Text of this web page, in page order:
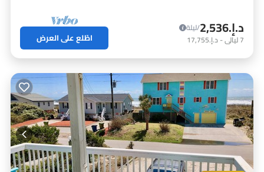
د.إ.‏2,536
/ليلة
7ليالي- د.إ.‏17,755 اطّلع على العرض